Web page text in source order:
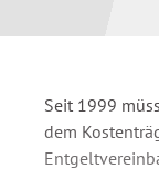
Seit 1999
dem